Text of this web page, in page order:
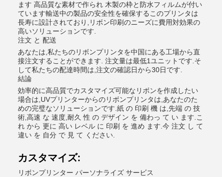
ます 高品質な素材で作られ 木製の枠と防水フィルムが付い
ています輸送中の製品の安全性を確保するこのプリンタは
長寿に設計されており,リボン印刷のニーズに費用対効果の
高いソリューションです.
注文 と 配送
あなたは,私たちのリボンプリンタを中国にある工場から直
接注文することができます. 注文量は最低1ユニットです.そ
して私たちの配達時間は,注文の確認日から30日です.
結論
効率的に高品質でカスタマイズ可能なリボンを作成したい
場合は,UVプリンターからのリボンプリンタは,あなたのた
めの完璧なソリューションです.紙 の 印刷 機 は,先端 の 技
術,高速 な 速度,耐久 性 の デザイン を 備わっ て い ます.こ
れ から 更に 高い レベル に 印刷 を 進め ます.今 注文 し て
違い を 自分 で 見 て ください.
カスタマイズ:
リボンプリンター パーソナライズ サービス